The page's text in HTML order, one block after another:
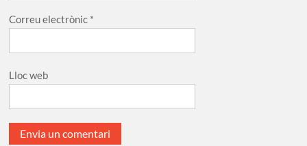
Correu electrònic *
Lloc web